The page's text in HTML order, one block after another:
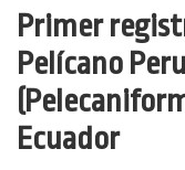
Primer
Pelícano
Ecuador